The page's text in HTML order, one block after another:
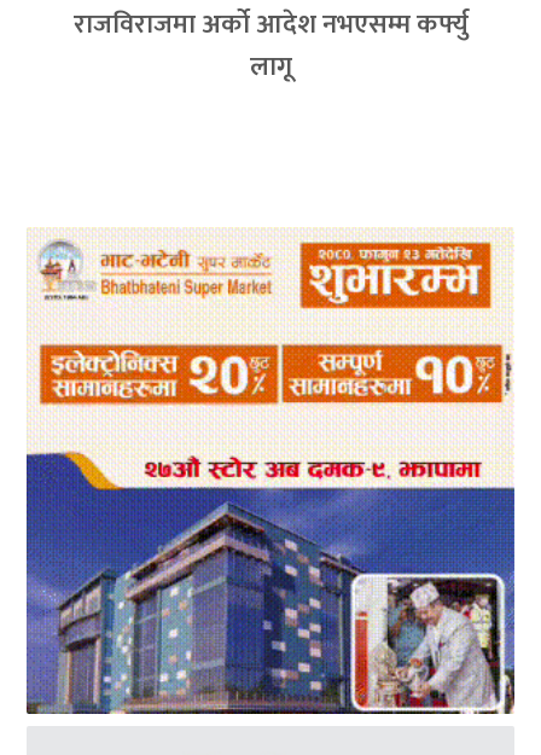
राजविराजमा अर्को आदेश नभएसम्म कर्फ्यु
लागू